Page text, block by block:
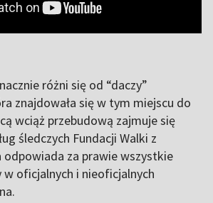
różni się od “daczy”
znajdowała się w tym miejscu do
wciąż przebudową zajmuje się
śledczych Fundacji Walki z
za prawie wszystkie
oficjalnych i nieoficjalnych